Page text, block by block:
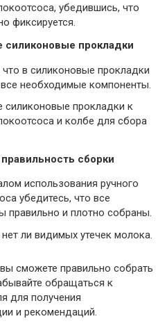
убедившись, что
фиксируется.
силиконовые прокладки
что в силиконовые прокладки
необходимые компоненты.
силиконовые прокладки к
и колбе для сбора
сборки
использования ручного
убедитесь, что все
правильно и плотно собраны.
нет ли видимых утечек молока.
сможете правильно собрать
обращаться к
для получения
и рекомендаций.